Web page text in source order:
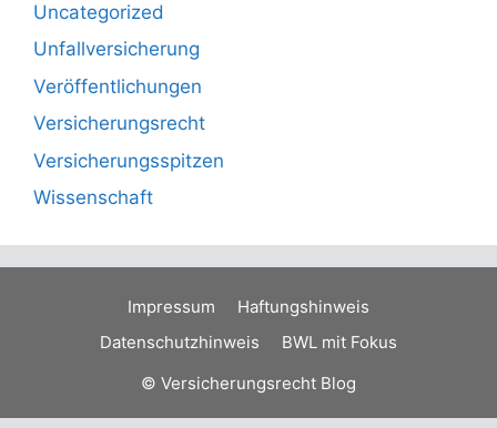
Uncategorized
Unfallversicherung
Veröffentlichungen
Versicherungsrecht
Versicherungsspitzen
Wissenschaft
Impressum
Haftungshinweis
Datenschutzhinweis
BWL mit Fokus
© Versicherungsrecht Blog